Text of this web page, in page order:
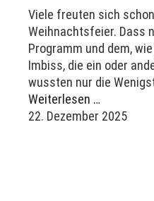
Viele freuten sich
Weihnachtsfeier. Dass
Programm und dem,
Imbiss, die ein oder
wussten nur die
Weiterlesen …
22. Dezember 2025